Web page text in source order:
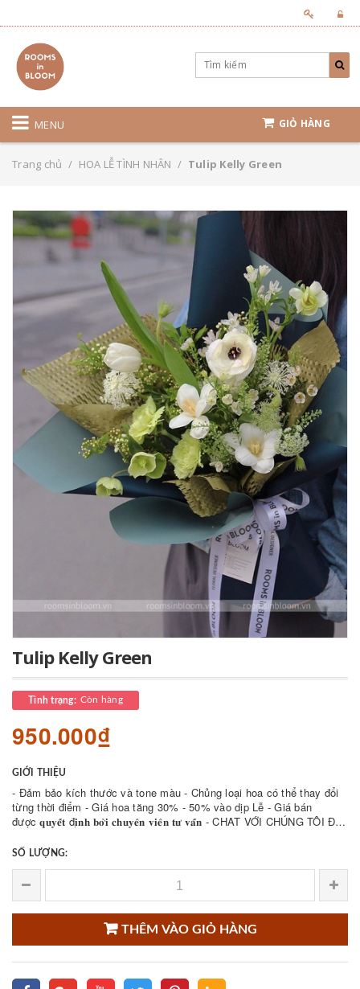
MENU GIỎ HÀNG
Trang chủ / HOA LỄ TÌNH NHÂN / Tulip Kelly Green
Tulip Kelly Green
Tình trạng: Còn hàng
950.000₫
GIỚI THIỆU
- Đảm bảo kích thước và tone màu - Chủng loại hoa có thể thay đổi
từng thời điểm - Giá hoa tăng 30% - 50% vào dịp Lễ - Giá bán
được 𝐪𝐮𝐲𝐞̂́𝐭 đ𝐢̣𝐧𝐡 𝐛𝐨̛̉𝐢 𝐜𝐡𝐮𝐲𝐞̂𝐧 𝐯𝐢𝐞̂𝐧 𝐭𝐮̛ 𝐯𝐚̂́𝐧 - CHAT VỚI CHÚNG TÔI ĐỂ
SỐ LƯỢNG:
THÊM VÀO GIỎ HÀNG